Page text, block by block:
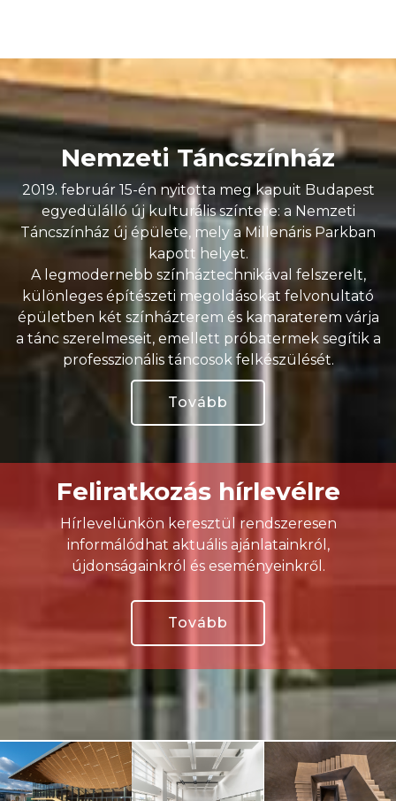
Nemzeti Táncszínház
2019. február 15-én nyitotta meg kapuit Budapest
egyedülálló új kulturális színtere: a Nemzeti
Táncszínház új épülete, mely a Millenáris Parkban
kapott helyet.
A legmodernebb színháztechnikával felszerelt,
különleges építészeti megoldásokat felvonultató
épületben két színházterem és kamaraterem várja
a tánc szerelmeseit, emellett próbatermek segítik a
professzionális táncosok felkészülését.
Tovább
Feliratkozás hírlevélre
Hírlevelünkön keresztül rendszeresen
informálódhat aktuális ajánlatainkról,
újdonságainkról és eseményeinkről.
Tovább